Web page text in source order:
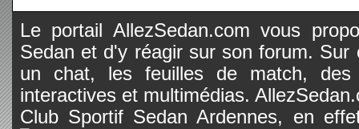
Le portail AllezSedan.com vous
Sedan et d'y réagir sur son forum.
un chat, les feuilles de match, des
interactives et multimédias.
Club Sportif Sedan Ardennes, en